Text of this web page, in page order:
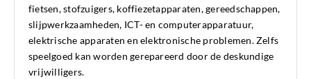
fietsen, stofzuigers, koffiezetapparaten, gereedschappen,
slijpwerkzaamheden, ICT- en computerapparatuur,
elektrische apparaten en elektronische problemen. Zelfs
speelgoed kan worden gerepareerd door de deskundige
vrijwilligers.